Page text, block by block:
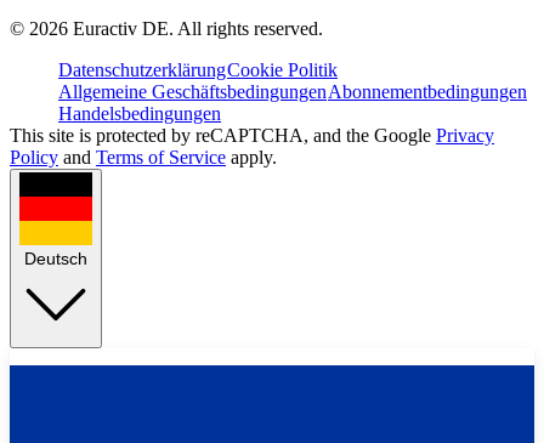
© 2026 Euractiv DE. All rights reserved.
DatenschutzerklärungCookie Politik
Allgemeine GeschäftsbedingungenAbonnementbedingungen
Handelsbedingungen
This site is protected by reCAPTCHA, and the Google Privacy
Policy and Terms of Service apply.
Deutsch